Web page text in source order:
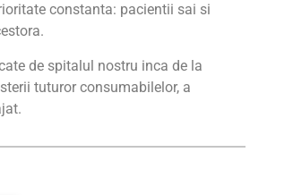
constanta: pacientii sai si
de spitalul nostru inca de la
tuturor consumabilelor, a